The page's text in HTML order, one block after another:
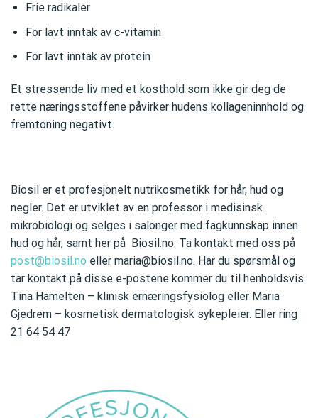
Frie radikaler
For lavt inntak av c-vitamin
For lavt inntak av protein
Et stressende liv med et kosthold som ikke gir deg de
rette næringsstoffene påvirker hudens kollageninnhold og
fremtoning negativt.
Biosil er et profesjonelt nutrikosmetikk for hår, hud og
negler. Det er utviklet av en professor i medisinsk
mikrobiologi og selges i salonger med fagkunnskap innen
hud og hår, samt her på Biosil.no. Ta kontakt med oss på
post@biosil.no eller maria@biosil.no. Har du spørsmål og
tar kontakt på disse e-postene kommer du til henholdsvis
Tina Hamelten – klinisk ernæringsfysiolog eller Maria
Gjedrem – kosmetisk dermatologisk sykepleier. Eller ring
21 64 54 47